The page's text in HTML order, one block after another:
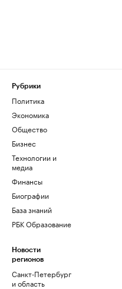
Рубрики
Политика
Экономика
Общество
Бизнес
Технологии и
медиа
Финансы
Биографии
База знаний
РБК Образование
Новости
регионов
Санкт-Петербург
и область